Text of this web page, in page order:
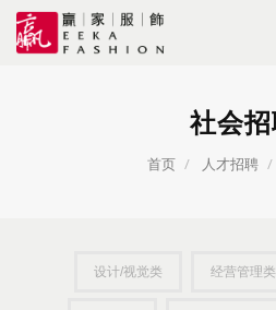
社会
首页 人才招聘
设计/视觉类 经营管理类